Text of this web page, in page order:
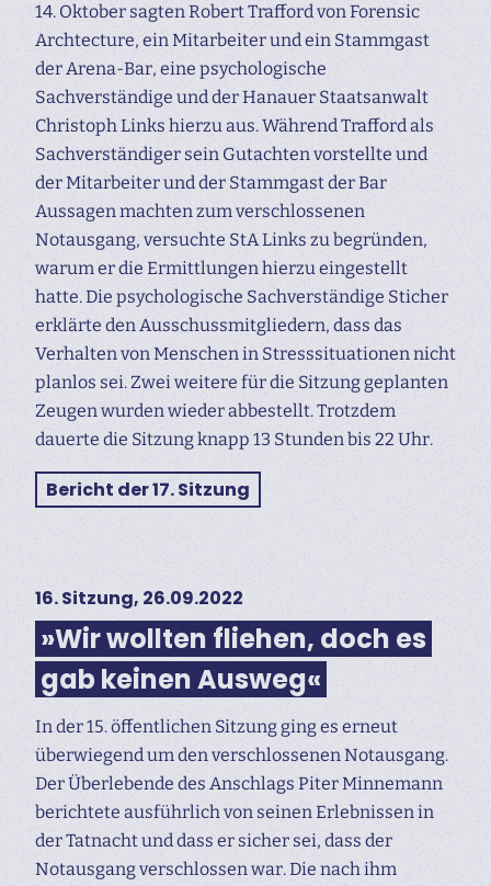
14. Oktober sagten Robert Trafford von Forensic
Archtecture, ein Mitarbeiter und ein Stammgast
der Arena-Bar, eine psychologische
Sachverständige und der Hanauer Staatsanwalt
Christoph Links hierzu aus. Während Trafford als
Sachverständiger sein Gutachten vorstellte und
der Mitarbeiter und der Stammgast der Bar
Aussagen machten zum verschlossenen
Notausgang, versuchte StA Links zu begründen,
warum er die Ermittlungen hierzu eingestellt
hatte. Die psychologische Sachverständige Sticher
erklärte den Ausschussmitgliedern, dass das
Verhalten von Menschen in Stresssituationen nicht
planlos sei. Zwei weitere für die Sitzung geplanten
Zeugen wurden wieder abbestellt. Trotzdem
dauerte die Sitzung knapp 13 Stunden bis 22 Uhr.
Bericht der 17. Sitzung
16. Sitzung, 26.09.2022
»Wir wollten fliehen, doch es
gab keinen Ausweg«
In der 15. öffentlichen Sitzung ging es erneut
überwiegend um den verschlossenen Notausgang.
Der Überlebende des Anschlags Piter Minnemann
berichtete ausführlich von seinen Erlebnissen in
der Tatnacht und dass er sicher sei, dass der
Notausgang verschlossen war. Die nach ihm